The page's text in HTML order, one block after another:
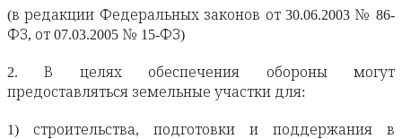
(в редакции Федеральных законов от 30.06.2003 № 86-
ФЗ, от 07.03.2005 № 15-ФЗ)
2. В целях обеспечения обороны могут
предоставляться земельные участки для:
1) строительства, подготовки и поддержания в